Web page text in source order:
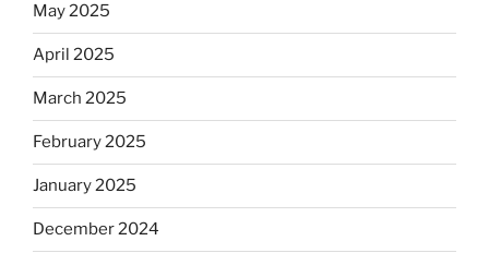
May 2025
April 2025
March 2025
February 2025
January 2025
December 2024